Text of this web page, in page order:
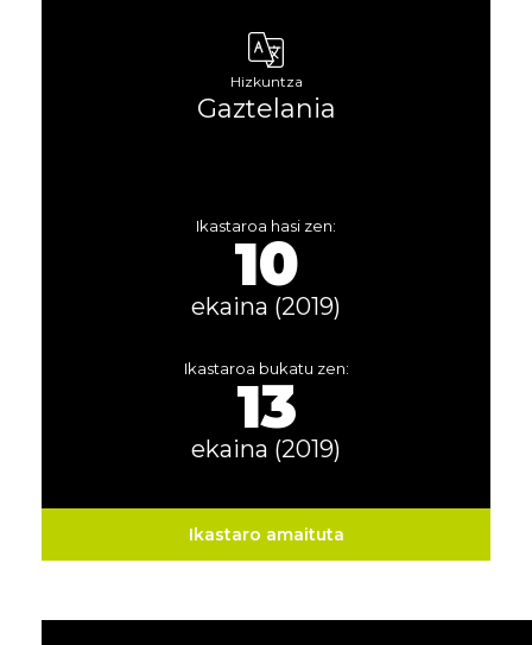
Hizkuntza
Gaztelania
Ikastaroa hasi zen:
10
ekaina (2019)
Ikastaroa bukatu zen:
13
ekaina (2019)
Ikastaro amaituta